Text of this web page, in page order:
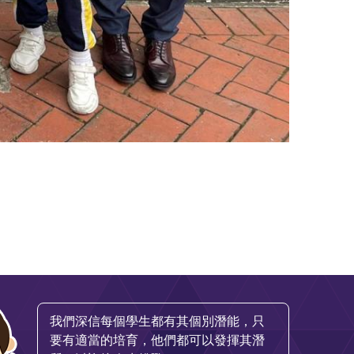
我們深信每個學生都有其個別潛能，只
要有適當的培育，他們都可以發揮其潛